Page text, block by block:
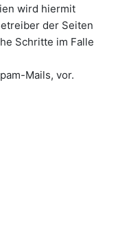
wird hiermit
der Seiten
Schritte im Falle
Mails, vor.